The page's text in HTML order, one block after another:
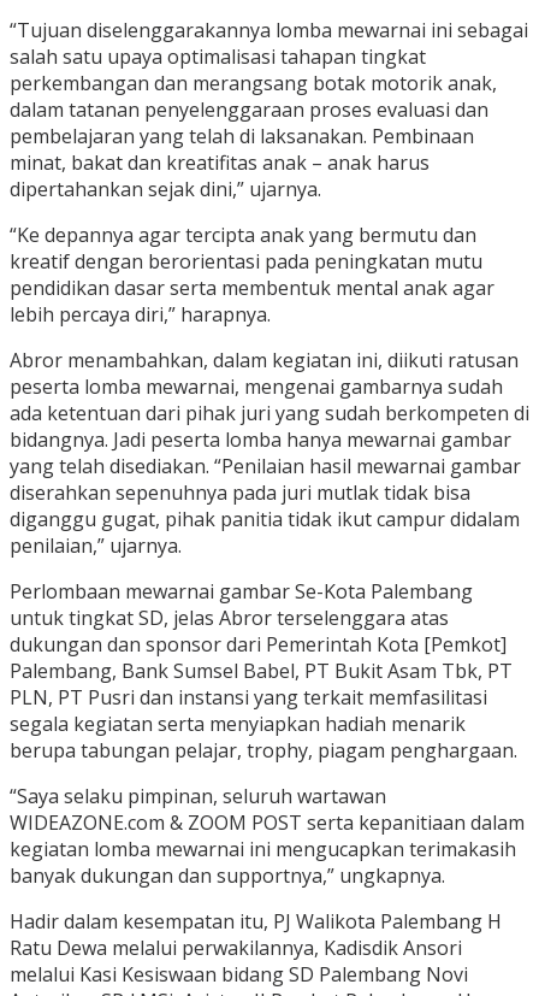
“Tujuan diselenggarakannya lomba mewarnai ini sebagai
salah satu upaya optimalisasi tahapan tingkat
perkembangan dan merangsang botak motorik anak,
dalam tatanan penyelenggaraan proses evaluasi dan
pembelajaran yang telah di laksanakan. Pembinaan
minat, bakat dan kreatifitas anak – anak harus
dipertahankan sejak dini,” ujarnya.
“Ke depannya agar tercipta anak yang bermutu dan
kreatif dengan berorientasi pada peningkatan mutu
pendidikan dasar serta membentuk mental anak agar
lebih percaya diri,” harapnya.
Abror menambahkan, dalam kegiatan ini, diikuti ratusan
peserta lomba mewarnai, mengenai gambarnya sudah
ada ketentuan dari pihak juri yang sudah berkompeten di
bidangnya. Jadi peserta lomba hanya mewarnai gambar
yang telah disediakan. “Penilaian hasil mewarnai gambar
diserahkan sepenuhnya pada juri mutlak tidak bisa
diganggu gugat, pihak panitia tidak ikut campur didalam
penilaian,” ujarnya.
Perlombaan mewarnai gambar Se-Kota Palembang
untuk tingkat SD, jelas Abror terselenggara atas
dukungan dan sponsor dari Pemerintah Kota [Pemkot]
Palembang, Bank Sumsel Babel, PT Bukit Asam Tbk, PT
PLN, PT Pusri dan instansi yang terkait memfasilitasi
segala kegiatan serta menyiapkan hadiah menarik
berupa tabungan pelajar, trophy, piagam penghargaan.
“Saya selaku pimpinan, seluruh wartawan
WIDEAZONE.com & ZOOM POST serta kepanitiaan dalam
kegiatan lomba mewarnai ini mengucapkan terimakasih
banyak dukungan dan supportnya,” ungkapnya.
Hadir dalam kesempatan itu, PJ Walikota Palembang H
Ratu Dewa melalui perwakilannya, Kadisdik Ansori
melalui Kasi Kesiswaan bidang SD Palembang Novi